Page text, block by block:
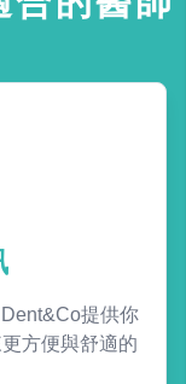
提供你
方便與舒適的